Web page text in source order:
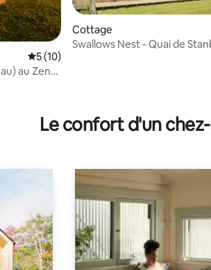
Évaluation moyenne sur la base de 10
5 (10)
au Zen
Cottage
Swallows Nest - Quai de
Le confort d'un